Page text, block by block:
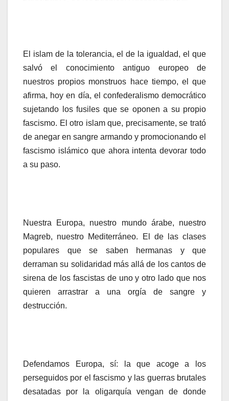
El islam de la tolerancia, el de la igualdad, el que
salvó el conocimiento antiguo europeo de
nuestros propios monstruos hace tiempo, el que
afirma, hoy en día, el confederalismo democrático
sujetando los fusiles que se oponen a su propio
fascismo. El otro islam que, precisamente, se trató
de anegar en sangre armando y promocionando el
fascismo islámico que ahora intenta devorar todo
a su paso.
Nuestra Europa, nuestro mundo árabe, nuestro
Magreb, nuestro Mediterráneo. El de las clases
populares que se saben hermanas y que
derraman su solidaridad más allá de los cantos de
sirena de los fascistas de uno y otro lado que nos
quieren arrastrar a una orgía de sangre y
destrucción.
Defendamos Europa, sí: la que acoge a los
perseguidos por el fascismo y las guerras brutales
desatadas por la oligarquía vengan de donde